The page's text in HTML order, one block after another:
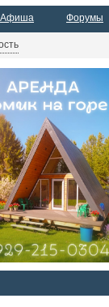
Афиша Форумы